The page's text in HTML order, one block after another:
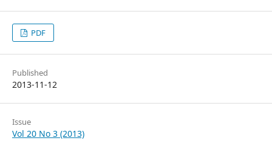
PDF
Published
2013-11-12
Issue
Vol 20 No 3 (2013)